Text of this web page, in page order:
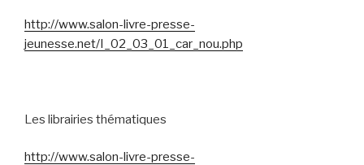
http://www.salon-livre-presse-
jeunesse.net/I_02_03_01_car_nou.php
Les librairies thématiques
http://www.salon-livre-presse-